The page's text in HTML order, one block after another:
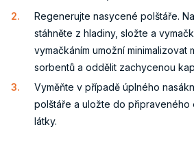
Regenerujte nasycené polštáře.
stáhněte z hladiny, složte a
vymačkáním umožní minimalizovat
sorbentů a oddělit zachycenou
Vyměňte v případě úplného
polštáře a uložte do připraveného
látky.